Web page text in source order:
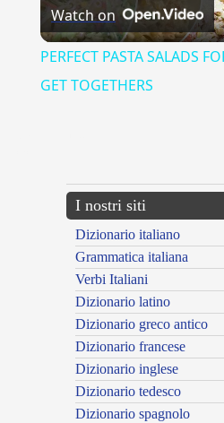
Watch on
PERFECT PASTA SALADS
GET TOGETHERS
I nostri siti
Dizionario italiano
Grammatica italiana
Verbi Italiani
Dizionario latino
Dizionario greco antico
Dizionario francese
Dizionario inglese
Dizionario tedesco
Dizionario spagnolo